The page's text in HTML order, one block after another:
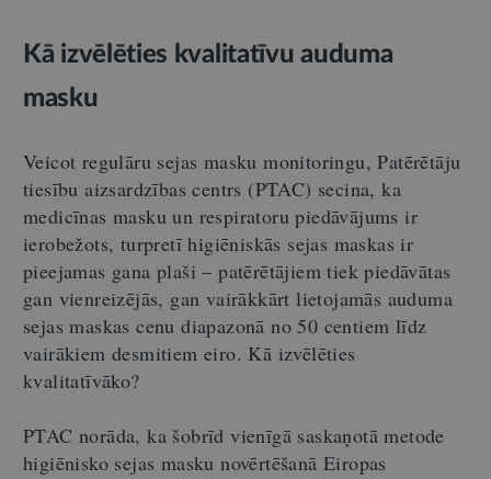
Kā izvēlēties kvalitatīvu auduma
masku
Veicot regulāru sejas masku monitoringu, Patērētāju
tiesību aizsardzības centrs (PTAC) secina, ka
medicīnas masku un respiratoru piedāvājums ir
ierobežots, turpretī higiēniskās sejas maskas ir
pieejamas gana plaši – patērētājiem tiek piedāvātas
gan vienreizējās, gan vairākkārt lietojamās auduma
sejas maskas cenu diapazonā no 50 centiem līdz
vairākiem desmitiem eiro. Kā izvēlēties
kvalitatīvāko?
PTAC norāda, ka šobrīd vienīgā saskaņotā metode
higiēnisko sejas masku novērtēšanā Eiropas